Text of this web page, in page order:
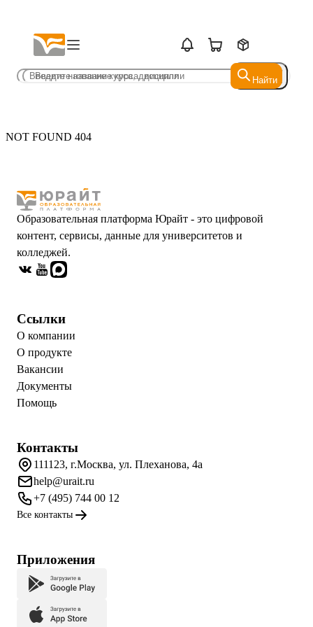
Найти
Найти
NOT FOUND 404
Образовательная платформа Юрайт - это цифровой
контент, сервисы, данные для университетов и
колледжей.
Ссылки
О компании
О продукте
Вакансии
Документы
Помощь
Контакты
111123, г.Москва, ул. Плеханова, 4а
help@urait.ru
+7 (495) 744 00 12
Все контакты
Приложения